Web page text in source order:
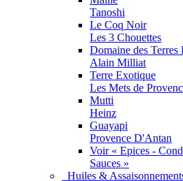
Tanoshi
Le Coq Noir
Les 3 Chouettes
Domaine des Terres
Alain Milliat
Terre Exotique
Les Mets de
Mutti
Heinz
Guayapi
Provence D'Antan
Voir « Epices -
Sauces »
Huiles &